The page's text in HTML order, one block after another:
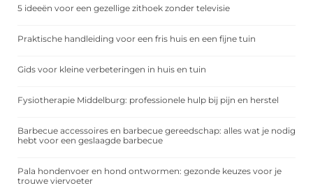
5 ideeën voor een gezellige zithoek zonder televisie
Praktische handleiding voor een fris huis en een fijne tuin
Gids voor kleine verbeteringen in huis en tuin
Fysiotherapie Middelburg: professionele hulp bij pijn en herstel
Barbecue accessoires en barbecue gereedschap: alles wat je nodig
hebt voor een geslaagde barbecue
Pala hondenvoer en hond ontwormen: gezonde keuzes voor je
trouwe viervoeter